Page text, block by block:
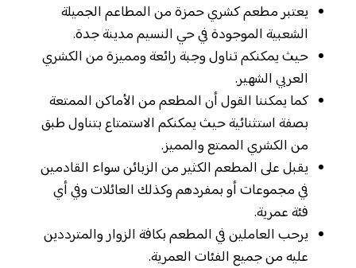
يعتبر مطعم كشري حمزة من المطاعم الجميلة
الشعبية الموجودة في حي النسيم مدينة جدة.
حيث يمكنكم تناول وجبة رائعة ومميزة من الكشري
العربي الشهير.
كما يمكننا القول أن المطعم من الأماكن الممتعة
بصفة استثنائية حيث يمكنكم الاستمتاع بتناول طبق
من الكشري الممتع والمميز.
يقبل على المطعم الكثير من الزبائن سواء القادمين
في مجموعات أو بمفردهم وكذلك العائلات وفي أي
فئة عمرية.
يرحب العاملين في المطعم بكافة الزوار والمترددين
عليه من جميع الفئات العمرية.